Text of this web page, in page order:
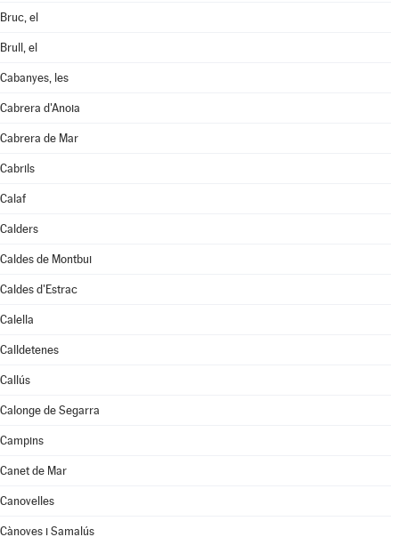
Bruc, el
Brull, el
Cabanyes, les
Cabrera d'Anoia
Cabrera de Mar
Cabrils
Calaf
Calders
Caldes de Montbui
Caldes d'Estrac
Calella
Calldetenes
Callús
Calonge de Segarra
Campins
Canet de Mar
Canovelles
Cànoves i Samalús